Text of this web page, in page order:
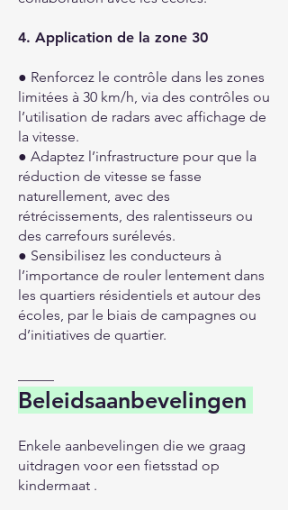
4. Application de la zone 30
● Renforcez le contrôle dans les zones
limitées à 30 km/h, via des contrôles ou
l’utilisation de radars avec affichage de
la vitesse.
● Adaptez l’infrastructure pour que la
réduction de vitesse se fasse
naturellement, avec des
rétrécissements, des ralentisseurs ou
des carrefours surélevés.
● Sensibilisez les conducteurs à
l’importance de rouler lentement dans
les quartiers résidentiels et autour des
écoles, par le biais de campagnes ou
d’initiatives de quartier.
Beleidsaanbevelingen
Enkele aanbevelingen die we graag
uitdragen voor een fietsstad op
kindermaat .